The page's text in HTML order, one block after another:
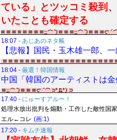
ている」とツッコミ殺到
いたことも確定する
18:07 - あじあのネタ帳
【悲報】国民・玉木雄一郎、
18:04 - 厳選！韓国情報
中国「韓国のアーティストは金
17:40 - にゅーすアルー！
処理水放出批判を煽動・工作した敵性国
エル←コレ (画:1)
17:20 - キムチ速報